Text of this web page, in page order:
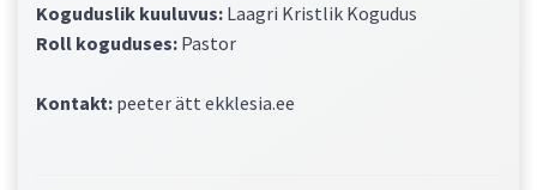
Koguduslik kuuluvus: Laagri Kristlik Kogudus
Roll koguduses: Pastor
Kontakt: peeter ätt ekklesia.ee